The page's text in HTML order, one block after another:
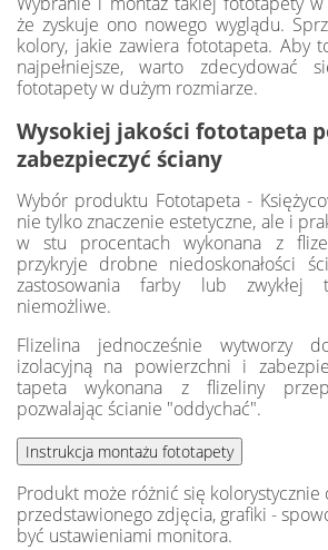
że zyskuje ono nowego wyglądu.
kolory, jakie zawiera fototapeta. Aby
najpełniejsze, warto zdecydować
fototapety w dużym rozmiarze.
Wysokiej jakości fototapeta
zabezpieczyć ściany
Wybór produktu Fototapeta -
nie tylko znaczenie estetyczne, ale i
w stu procentach wykonana z
przykryje drobne niedoskonałości
zastosowania farby lub zwykłej
niemożliwe.
Flizelina jednocześnie wytworzy
izolacyjną na powierzchni i
tapeta wykonana z flizeliny
pozwalając ścianie "oddychać".
Produkt może różnić się kolorystycznie
przedstawionego zdjęcia, grafiki -
być ustawieniami monitora.